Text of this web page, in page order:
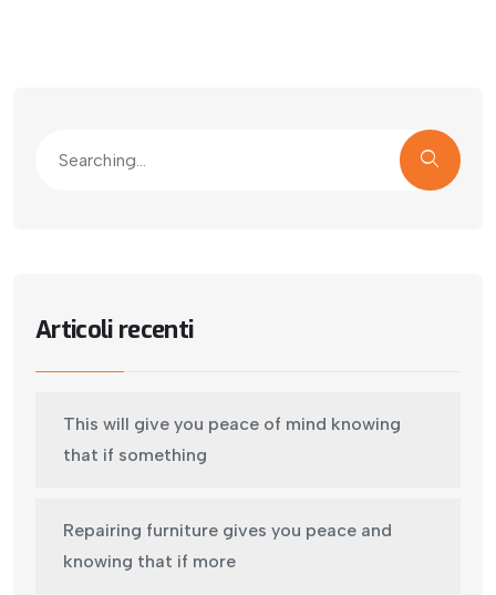
Articoli recenti
This will give you peace of mind knowing
that if something
Repairing furniture gives you peace and
knowing that if more